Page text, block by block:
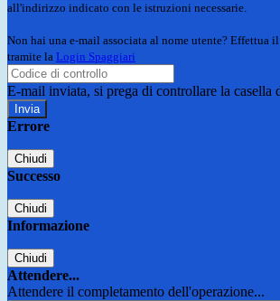
all'indirizzo indicato con le istruzioni necessarie.
Non hai una e-mail associata al nome utente? Effettua
tramite la Login Spaggiari
E-mail inviata, si prega di controllare la casella
Errore
Chiudi
Successo
Chiudi
Informazione
Chiudi
Attendere...
Attendere il completamento dell'operazione...